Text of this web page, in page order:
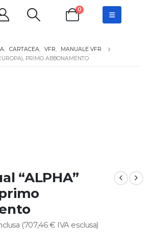
0
, CARTACEA, VFR,
MANUALE VFR
PRIMO ABBONAMENTO
“ALPHA”
(707,46€ IVA esclusa)